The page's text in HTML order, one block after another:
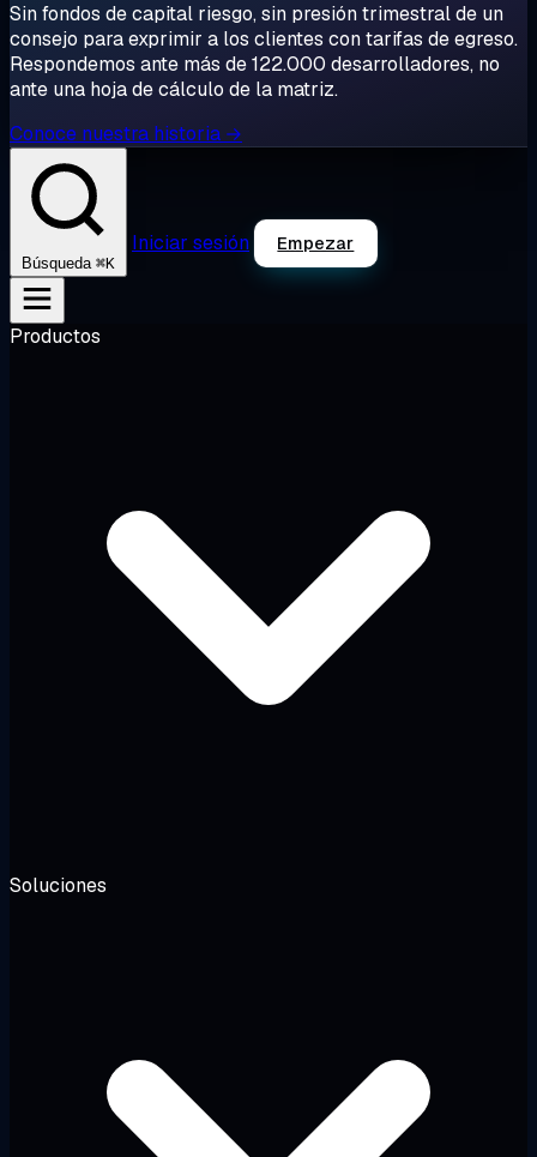
Sin fondos de capital riesgo, sin presión trimestral de un
consejo para exprimir a los clientes con tarifas de egreso.
Respondemos ante más de 122.000 desarrolladores, no
ante una hoja de cálculo de la matriz.
Conoce nuestra historia →
Búsqueda ⌘K
Iniciar sesión Empezar
Productos
Soluciones